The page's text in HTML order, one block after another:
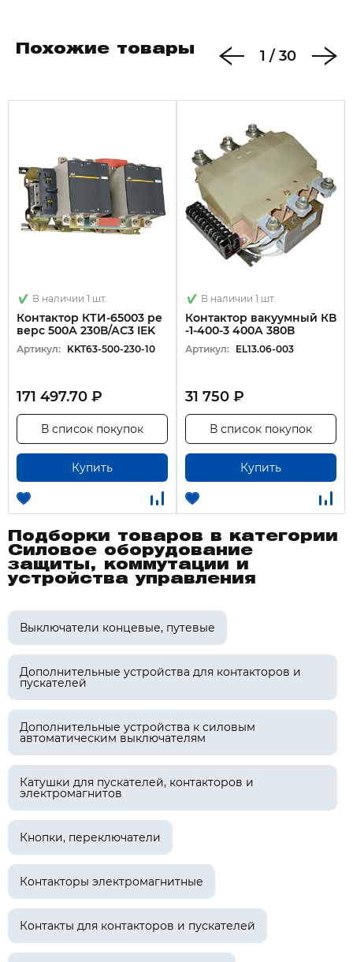
Похожие товары 1 / 30
В наличии 1 шт.
Контактор КТИ-65003 ре
верс 500А 230В/АС3 IEK
Артикул: KKT63-500-230-10
171 497.70 ₽
Купить
В список покупок
В наличии 1 шт.
Контактор вакуумный КВ
-1-400-3 400А 380В
Артикул: EL13.06-003
31 750 ₽
Купить
В список покупок
Подборки товаров в категории
Силовое оборудование
защиты, коммутации и
устройства управления
Выключатели концевые, путевые
Дополнительные устройства для контакторов и
пускателей
Дополнительные устройства к силовым
автоматическим выключателям
Катушки для пускателей, контакторов и
электромагнитов
Кнопки, переключатели
Контакторы электромагнитные
Контакты для контакторов и пускателей